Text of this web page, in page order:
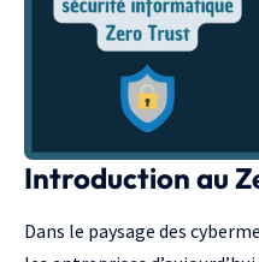
Introduction au
Dans le paysage des